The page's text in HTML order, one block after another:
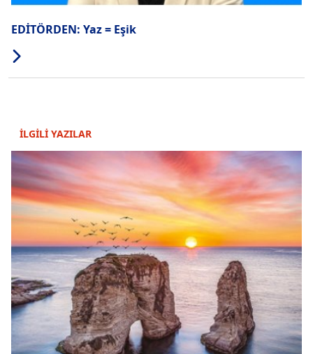
EDİTÖRDEN: Yaz = Eşik
İLGİLİ YAZILAR